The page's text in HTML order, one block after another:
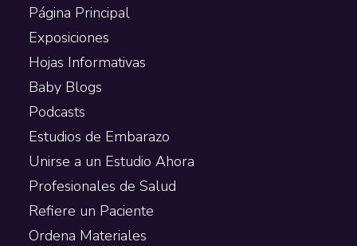
Página Principal
Exposiciones
Hojas Informativas
Baby Blogs
Podcasts
Estudios de Embarazo
Unirse a un Estudio Ahora
Profesionales de Salud
Refiere un Paciente
Ordena Materiales